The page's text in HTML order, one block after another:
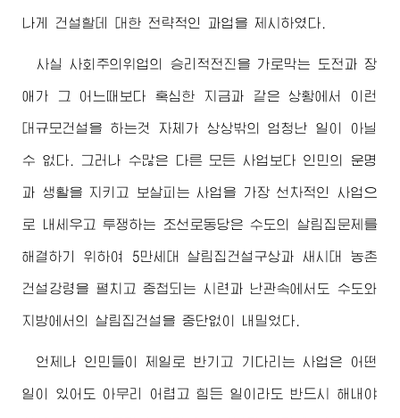
나게 건설할데 대한 전략적인 과업을 제시하였다.
사실 사회주의위업의 승리적전진을 가로막는 도전과 장
애가 그 어느때보다 혹심한 지금과 같은 상황에서 이런
대규모건설을 하는것 자체가 상상밖의 엄청난 일이 아닐
수 없다. 그러나 수많은 다른 모든 사업보다 인민의 운명
과 생활을 지키고 보살피는 사업을 가장 선차적인 사업으
로 내세우고 투쟁하는 조선로동당은 수도의 살림집문제를
해결하기 위하여 5만세대 살림집건설구상과 새시대 농촌
건설강령을 펼치고 중첩되는 시련과 난관속에서도 수도와
지방에서의 살림집건설을 중단없이 내밀었다.
언제나 인민들이 제일로 반기고 기다리는 사업은 어떤
일이 있어도 아무리 어렵고 힘든 일이라도 반드시 해내야